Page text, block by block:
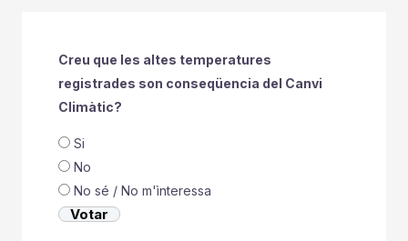
Creu que les altes temperatures
registrades son conseqüencia del Canvi
Climàtic?
Si
No
No sé / No m'ìnteressa